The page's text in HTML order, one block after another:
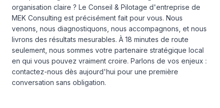
organisation claire ? Le Conseil & Pilotage d'entreprise de
MEK Consulting est précisément fait pour vous. Nous
venons, nous diagnostiquons, nous accompagnons, et nous
livrons des résultats mesurables. À 18 minutes de route
seulement, nous sommes votre partenaire stratégique local
en qui vous pouvez vraiment croire. Parlons de vos enjeux :
contactez-nous dès aujourd'hui pour une première
conversation sans obligation.